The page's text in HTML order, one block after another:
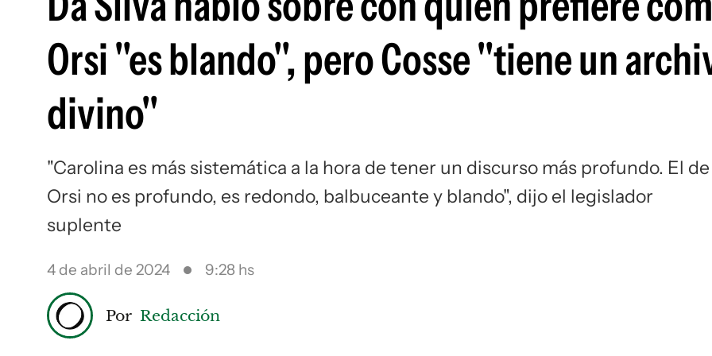
Orsi "es blando", pero Cosse "tiene un
divino"
"Carolina es más sistemática a la hora de tener un discurso más profundo. El de
Orsi no es profundo, es redondo, balbuceante y blando", dijo el legislador
suplente
4 de abril de 2024 9:28 hs
Por Redacción